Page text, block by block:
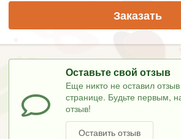
Заказать
Оставьте свой отзыв
Еще никто не оставил
странице. Будьте первым,
отзыв!
Оставить отзыв